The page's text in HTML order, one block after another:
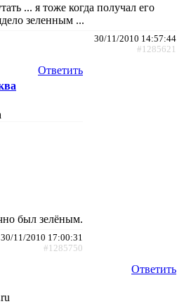
... я тоже когда получал его
зеленным ...
30/11/2010 14:57:44
#1285621
Ответить
был зелёным.
30/11/2010 17:00:31
#1285750
Ответить